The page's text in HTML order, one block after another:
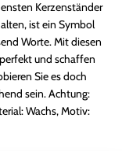
Kerzenständer
ist ein Symbol
Worte. Mit diesen
und schaffen
Sie es doch
sein. Achtung:
Wachs, Motiv: